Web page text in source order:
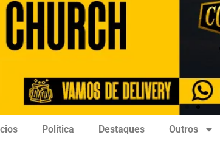
Política Destaques Outros